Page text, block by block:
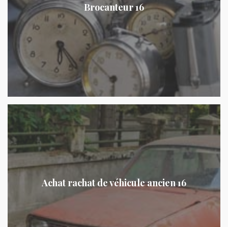
Brocanteur 16
Achat rachat de véhicule ancien 16